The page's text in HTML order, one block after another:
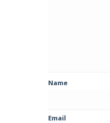
Name
Email